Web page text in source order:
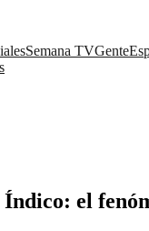
Semana TVGente
Índico: el